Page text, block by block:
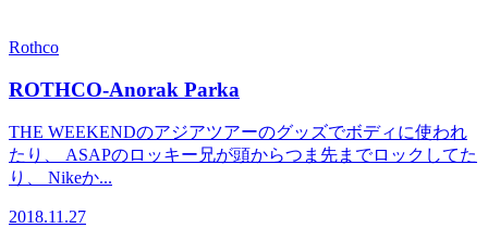
Rothco
ROTHCO-Anorak Parka
THE WEEKENDのアジアツアーのグッズでボディに使われ
たり、 ASAPのロッキー兄が頭からつま先までロックしてた
り、 Nikeか...
2018.11.27